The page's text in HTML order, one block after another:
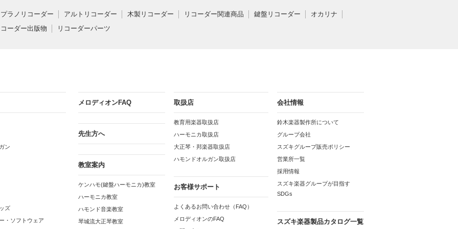
ラノリコーダー アルトリコーダー 木製リコーダー リコーダー関連商品 鍵盤リコーダー
オカリナ
ーダー出版物
リコーダーパーツ
ン
ズ
・ソフトウェア
メロディオンFAQ
先生方へ
教室案内
ケンハモ(鍵盤ハーモニカ)教室
ハーモニカ教室
ハモンド音楽教室
琴城流大正琴教室
取扱店
教育用楽器取扱店
ハーモニカ取扱店
大正琴・邦楽器取扱店
ハモンドオルガン取扱店
お客様サポート
よくあるお問い合わせ（FAQ）
メロディオンのFAQ
会社情報
鈴木楽器製作所について
グループ会社
スズキグループ販売ポリシー
営業所一覧
採用情報
スズキ楽器グループが目指す
SDGs
スズキ楽器製品カタログ一覧